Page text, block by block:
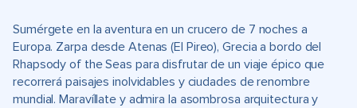
Sumérgete en la aventura en un crucero de 7 noches a
Europa. Zarpa desde Atenas (El Pireo), Grecia a bordo del
Rhapsody of the Seas para disfrutar de un viaje épico que
recorrerá paisajes inolvidables y ciudades de renombre
mundial. Maravíllate y admira la asombrosa arquitectura y